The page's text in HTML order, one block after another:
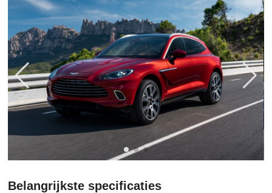
Belangrijkste specificaties